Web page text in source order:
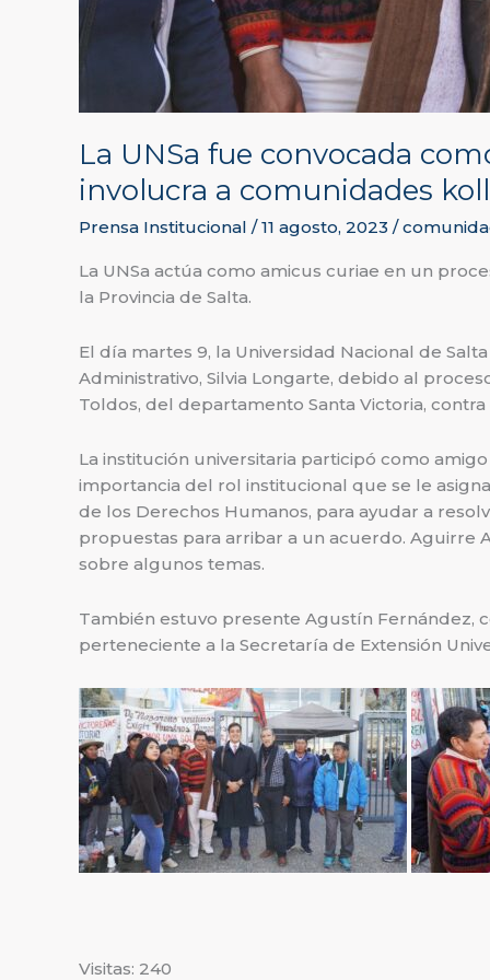
La UNSa fue convocada
involucra a comunidades
Prensa Institucional /11 agosto, 2023 /
La UNSa actúa como amicus curiae en un
la Provincia de Salta.
El día martes 9, la Universidad Nacional de
Administrativo, Silvia Longarte, debido al
Toldos, del departamento Santa Victoria,
La institución universitaria participó como
importancia del rol institucional que se le
de los Derechos Humanos, para ayudar a
propuestas para arribar a un acuerdo. Aguirre
sobre algunos temas.
También estuvo presente Agustín Fernández,
perteneciente a la Secretaría de Extensión
Visitas: 240